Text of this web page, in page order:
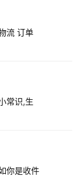
流 订单
常识,生
你是收件